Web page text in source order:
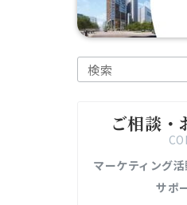
検索
ご相談・
マーケティング
サポ